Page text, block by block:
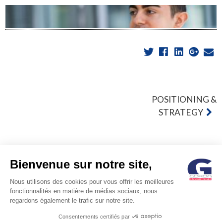
POSITIONING &
STRATEGY
© GORON S.A. /1, rue d’Anjou – 92600 ASNIERES –
FRANCE / Tel: +33 (0)1 41 11 86 00 /contact@goron.fr
Notices
Bienvenue sur notre site,
Nous utilisons des cookies pour vous offrir les meilleures
fonctionnalités en matière de médias sociaux, nous
regardons également le trafic sur notre site.
Consentements certifiés par